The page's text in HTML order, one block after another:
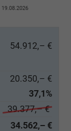
19.08.2026
54.912,– €
20.350,– €
37,1%
39.377,– €
34.562,– €